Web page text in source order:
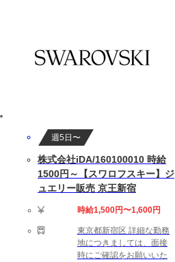
時間/月)です。
もお気軽にご相談ください。
週5日〜
株式会社iDA/160100010 時給
1500円～【スワロフスキー】ジ
ュエリー販売 京王新宿
時給1,500円〜1,600円
東京都新宿区 詳細な勤務
地につきましては、面接
時にご確認をお願いいた